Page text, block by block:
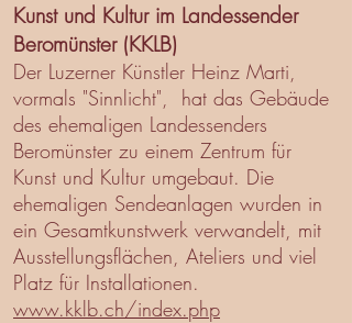
Kunst und Kultur im Landessender
Beromünster (KKLB)
Der Luzerner Künstler Heinz Marti,
vormals "Sinnlicht", hat das Gebäude
des ehemaligen Landessenders
Beromünster zu einem Zentrum für
Kunst und Kultur umgebaut. Die
ehemaligen Sendeanlagen wurden in
ein Gesamtkunstwerk verwandelt, mit
Ausstellungsflächen, Ateliers und viel
Platz für Installationen.
www.kklb.ch/index.php